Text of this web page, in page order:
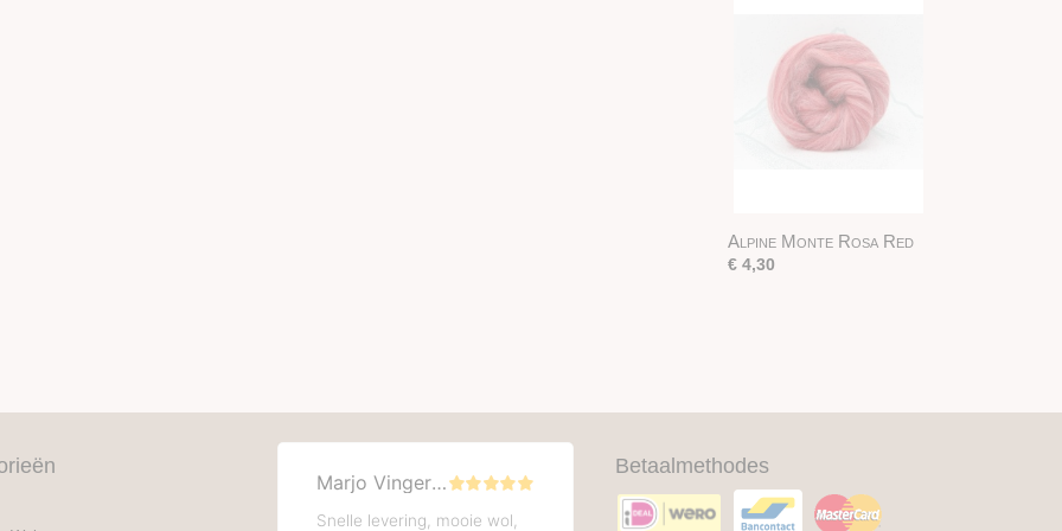
Alpine Monte Rosa Red
€ 4,30
Betaalmethodes